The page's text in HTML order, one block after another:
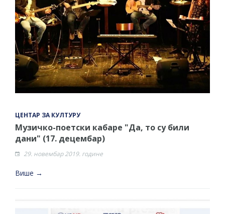
ЦЕНТАР ЗА КУЛТУРУ
Музичко-поетски кабаре "Да, то су били
дани" (17. децембар)
29. новембар 2019. године
Више →